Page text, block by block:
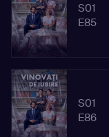
S01
E85
S01
E86